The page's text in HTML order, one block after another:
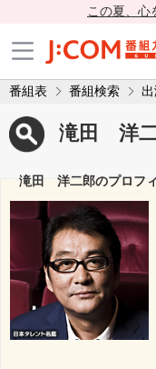
この夏、心
番組表 番組検索
滝田 洋二
滝田 洋二郎のプロフ